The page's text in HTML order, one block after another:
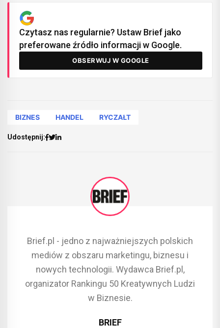
Czytasz nas regularnie? Ustaw Brief jako
preferowane źródło informacji w Google.
OBSERWUJ W GOOGLE
BIZNES HANDEL RYCZAŁT
Udostępnij:
Brief.pl - jedno z najważniejszych polskich
mediów z obszaru marketingu, biznesu i
nowych technologii. Wydawca Brief.pl,
organizator Rankingu 50 Kreatywnych Ludzi
w Biznesie.
BRIEF